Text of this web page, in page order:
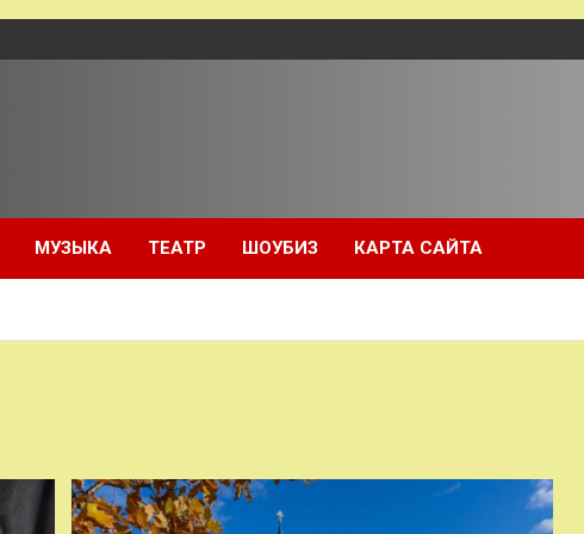
МУЗЫКА ТЕАТР ШОУБИЗ КАРТА САЙТА